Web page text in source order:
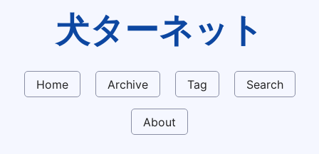
犬ターネット
Home Archive Tag Search
About